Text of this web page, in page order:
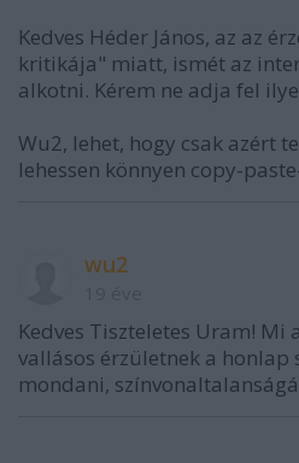
Kedves Héder János, az az
kritikája" miatt, ismét az
alkotni. Kérem ne adja fel
Wu2, lehet, hogy csak azért
lehessen könnyen copy-
wu2
Kedves Tiszteletes Uram! Mi
vallásos érzületnek a honlap
mondani,